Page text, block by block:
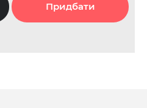
Придбати